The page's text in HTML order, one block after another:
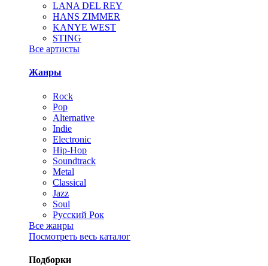
LANA DEL REY
HANS ZIMMER
KANYE WEST
STING
Все артисты
Жанры
Rock
Pop
Alternative
Indie
Electronic
Hip-Hop
Soundtrack
Metal
Classical
Jazz
Soul
Русский Рок
Все жанры
Посмотреть весь каталог
Подборки